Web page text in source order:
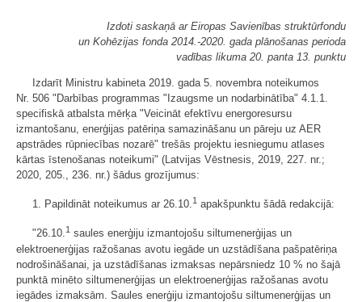
Izdoti saskaņā ar Eiropas Savienības struktūrfondu
un Kohēzijas fonda 2014.-2020. gada plānošanas perioda
vadības likuma 20. panta 13. punktu
Izdarīt Ministru kabineta 2019. gada 5. novembra noteikumos
Nr. 506 "Darbības programmas "Izaugsme un nodarbinātība" 4.1.1.
specifiskā atbalsta mērķa "Veicināt efektīvu energoresursu
izmantošanu, enerģijas patēriņa samazināšanu un pāreju uz AER
apstrādes rūpniecības nozarē" trešās projektu iesniegumu atlases
kārtas īstenošanas noteikumi" (Latvijas Vēstnesis, 2019, 227. nr.;
2020, 205., 236. nr.) šādus grozījumus:
1. Papildināt noteikumus ar 26.10.1 apakšpunktu šādā redakcijā:
"26.10.1 saules enerģiju izmantojošu siltumenerģijas un
elektroenerģijas ražošanas avotu iegāde un uzstādīšana pašpatēriņa
nodrošināšanai, ja uzstādīšanas izmaksas nepārsniedz 10 % no šajā
punktā minēto siltumenerģijas un elektroenerģijas ražošanas avotu
iegādes izmaksām. Saules enerģiju izmantojošu siltumenerģijas un